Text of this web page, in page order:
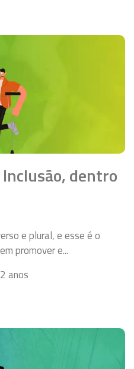
dentro
e plural, e esse é o
promover e...
anos